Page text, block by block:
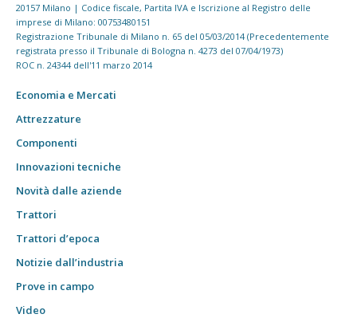
20157 Milano | Codice fiscale, Partita IVA e Iscrizione al Registro delle
imprese di Milano: 00753480151
Registrazione Tribunale di Milano n. 65 del 05/03/2014 (Precedentemente
registrata presso il Tribunale di Bologna n. 4273 del 07/04/1973)
ROC n. 24344 dell'11 marzo 2014
Economia e Mercati
Attrezzature
Componenti
Innovazioni tecniche
Novità dalle aziende
Trattori
Trattori d’epoca
Notizie dall’industria
Prove in campo
Video